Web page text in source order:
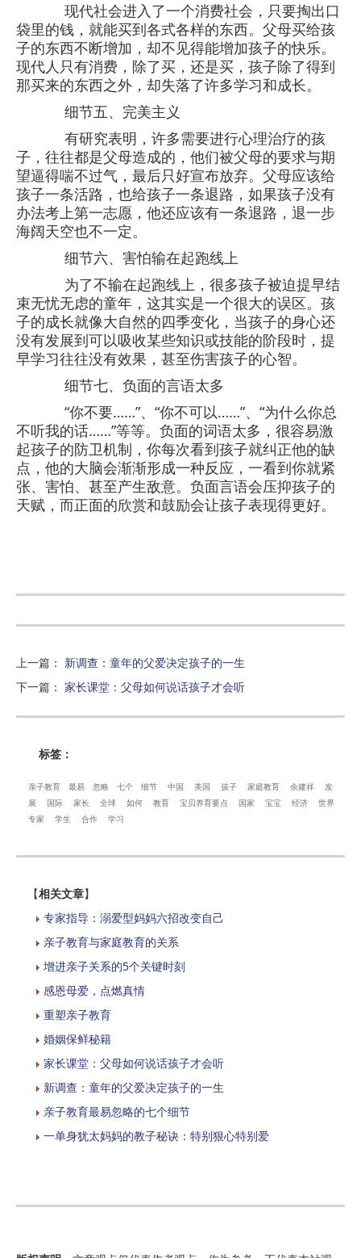
现代社会进入了一个消费社会，只要掏出口
袋里的钱，就能买到各式各样的东西。父母买给孩
子的东西不断增加，却不见得能增加孩子的快乐。
现代人只有消费，除了买，还是买，孩子除了得到
那买来的东西之外，却失落了许多学习和成长。
细节五、完美主义
有研究表明，许多需要进行心理治疗的孩
子，往往都是父母造成的，他们被父母的要求与期
望逼得喘不过气，最后只好宣布放弃。父母应该给
孩子一条活路，也给孩子一条退路，如果孩子没有
办法考上第一志愿，他还应该有一条退路，退一步
海阔天空也不一定。
细节六、害怕输在起跑线上
为了不输在起跑线上，很多孩子被迫提早结
束无忧无虑的童年，这其实是一个很大的误区。孩
子的成长就像大自然的四季变化，当孩子的身心还
没有发展到可以吸收某些知识或技能的阶段时，提
早学习往往没有效果，甚至伤害孩子的心智。
细节七、负面的言语太多
“你不要……”、“你不可以……”、“为什么你总
不听我的话……”等等。负面的词语太多，很容易激
起孩子的防卫机制，你每次看到孩子就纠正他的缺
点，他的大脑会渐渐形成一种反应，一看到你就紧
张、害怕、甚至产生敌意。负面言语会压抑孩子的
天赋，而正面的欣赏和鼓励会让孩子表现得更好。
上一篇 ： 新调查：童年的父爱决定孩子的一生
下一篇 ： 家长课堂：父母如何说话孩子才会听
标签：
亲子教育 最易 忽略 七个 细节 中国 美国 孩子 家庭教育 余建祥
发
展
国际 家长 全球 如何 教育 宝贝养育要点 国家 宝宝 经济
世界
专家
学生 合作 学习
【相关文章】
专家指导：溺爱型妈妈六招改变自己
亲子教育与家庭教育的关系
增进亲子关系的5个关键时刻
感恩母爱，点燃真情
重塑亲子教育
婚姻保鲜秘籍
家长课堂：父母如何说话孩子才会听
新调查：童年的父爱决定孩子的一生
亲子教育最易忽略的七个细节
一单身犹太妈妈的教子秘诀：特别狠心特别爱